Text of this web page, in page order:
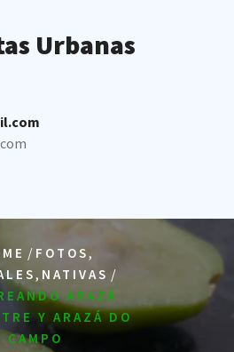
Urbanas
/ FOTOS,
, NATIVAS /
ARAZÁ
Y ARAZÁ DO
CAMPO